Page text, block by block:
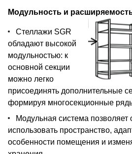
Модульность и
Стеллажи SGR
обладают высокой
модульностью: к
основной секции
можно легко
присоединять дополнительные
формируя многосекционные
Модульная система позволяет
использовать пространство,
особенности помещения и